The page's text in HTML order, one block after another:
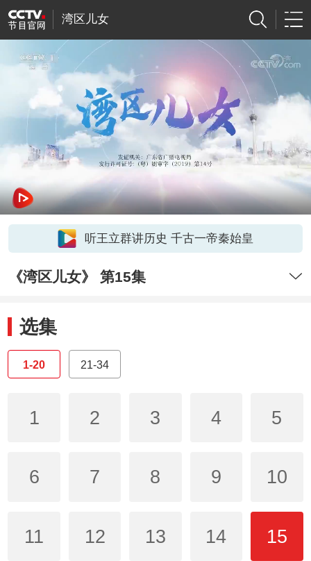
湾区儿女
听王立群讲历史 千古一帝秦始皇
《湾区儿女》 第15集
选集
1-20 21-34
1 2 3 4 5
6 7 8 9 10
11 12 13 14 15